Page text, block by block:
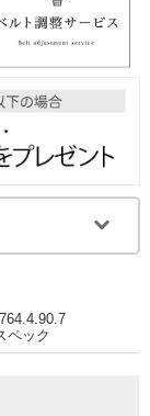
ペック